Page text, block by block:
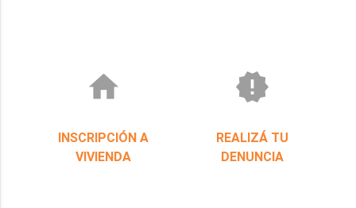
home
INSCRIPCIÓN A
VIVIENDA
new_releases
REALIZÁ TU
DENUNCIA